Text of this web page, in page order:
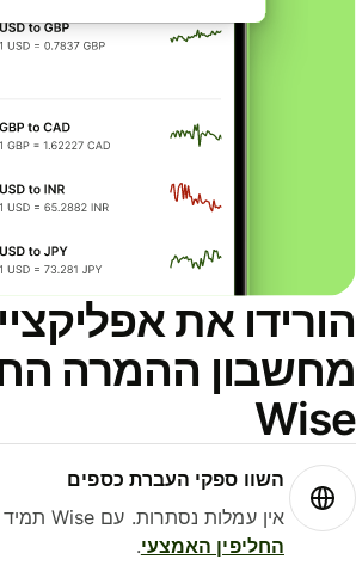
את
ההמרה
השוו ספקי העברת כספים
אין עמלות נסתרות. עם Wise תמיד תקבלו את
החליפין האמצעי.